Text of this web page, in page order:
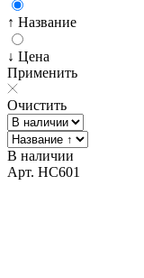
↑ Название
↓ Цена
Применить
Очистить
В наличии
Арт. HC601